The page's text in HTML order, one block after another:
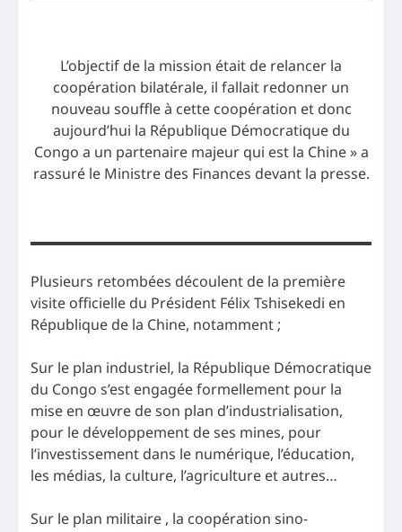
L’objectif de la mission était de relancer la
coopération bilatérale, il fallait redonner un
nouveau souffle à cette coopération et donc
aujourd’hui la République Démocratique du
Congo a un partenaire majeur qui est la Chine » a
rassuré le Ministre des Finances devant la presse.
Plusieurs retombées découlent de la première
visite officielle du Président Félix Tshisekedi en
République de la Chine, notamment ;
Sur le plan industriel, la République Démocratique
du Congo s’est engagée formellement pour la
mise en œuvre de son plan d’industrialisation,
pour le développement de ses mines, pour
l’investissement dans le numérique, l’éducation,
les médias, la culture, l’agriculture et autres…
Sur le plan militaire , la coopération sino-